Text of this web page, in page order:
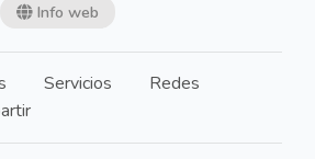
Info web
Servicios
Redes